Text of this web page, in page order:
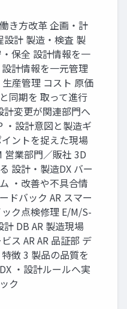
き⽅改⾰ 企画‧計
設計 製造‧検査 製
保全 設計情報を⼀
計情報を⼀元管理
産管理 コスト 原価
同期を 取って進⾏
変更が関連部⾨へ
‧設計意図と製造ギ
ントを捉えた現場
営業部⾨∕販社 3D
設計‧製造DX バー
‧改善や不具合情
ドバック AR スマー
ク点検修理 E/M/S-
DB AR 製造現場
ス AR AR 品証部 デ
徴 3 製品の品質を
‧設計ルールへ実
ク